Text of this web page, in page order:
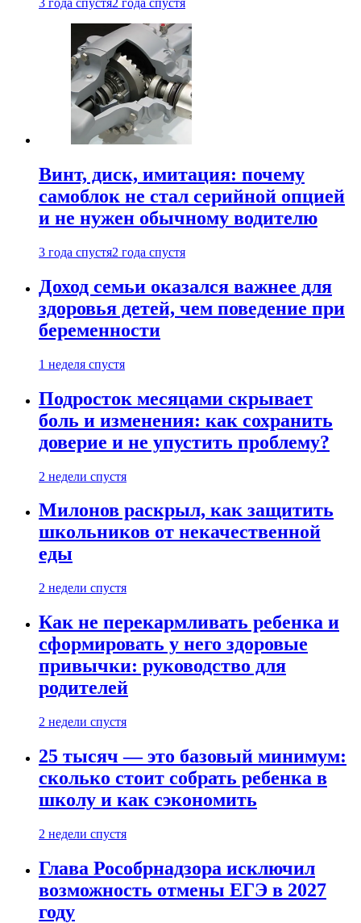
3 года спустя2 года спустя
Винт, диск, имитация: почему
самоблок не стал серийной опцией
и не нужен обычному водителю
3 года спустя2 года спустя
Доход семьи оказался важнее для
здоровья детей, чем поведение при
беременности
1 неделя спустя
Подросток месяцами скрывает
боль и изменения: как сохранить
доверие и не упустить проблему?
2 недели спустя
Милонов раскрыл, как защитить
школьников от некачественной
еды
2 недели спустя
Как не перекармливать ребенка и
сформировать у него здоровые
привычки: руководство для
родителей
2 недели спустя
25 тысяч — это базовый минимум:
сколько стоит собрать ребенка в
школу и как сэкономить
2 недели спустя
Глава Рособрнадзора исключил
возможность отмены ЕГЭ в 2027
году